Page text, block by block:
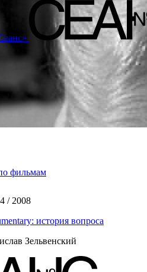
фильмам
/ 2008
история вопроса
Зельвенский